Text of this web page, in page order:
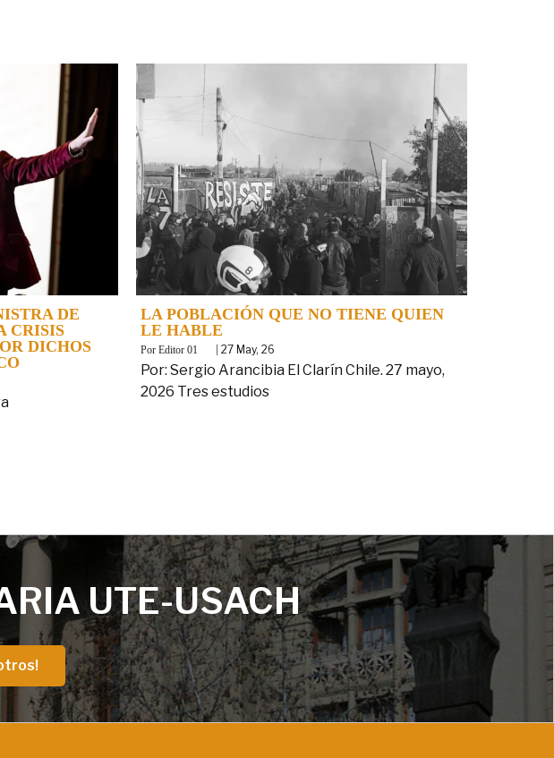
DE
CRISIS
DICHOS
LA POBLACIÓN QUE NO TIENE QUIEN
LE HABLE
By Editor 01 27 May, 26
Por: Sergio Arancibia El Clarín Chile. 27 mayo,
2026 Tres estudios
UTE-USACH